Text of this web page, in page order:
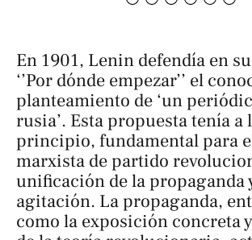
En 1901, Lenin defendía en
‘’Por dónde empezar’’ el
planteamiento de ‘un
rusia’. Esta propuesta tenía a
principio, fundamental para
marxista de partido
unificación de la propaganda
agitación. La propaganda,
como la exposición concreta